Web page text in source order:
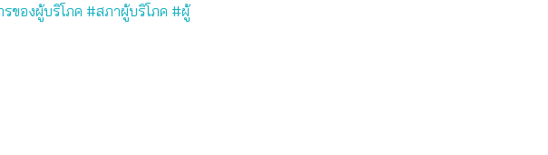
ของผู้บริโภค #สภาผู้บริโภค #ผู้